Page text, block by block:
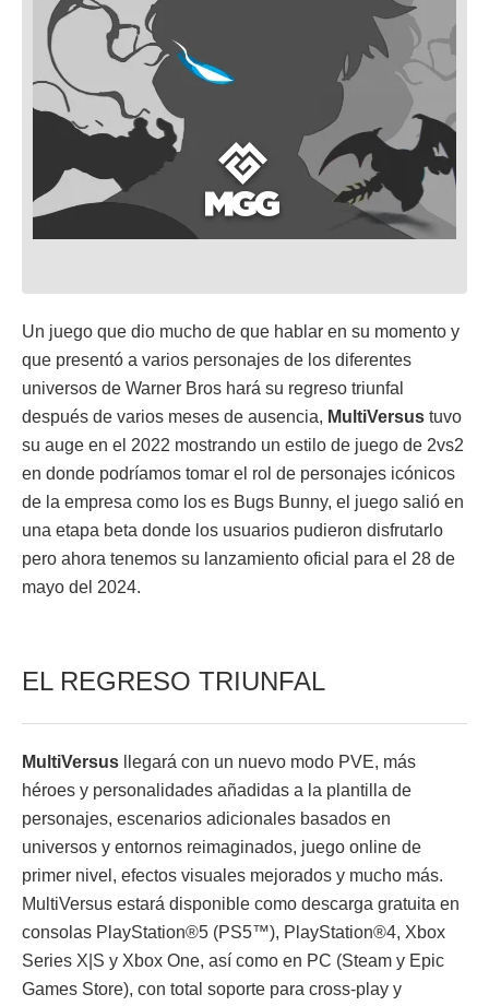
Un juego que dio mucho de que hablar en su momento y
que presentó a varios personajes de los diferentes
universos de Warner Bros hará su regreso triunfal
después de varios meses de ausencia, MultiVersus tuvo
su auge en el 2022 mostrando un estilo de juego de 2vs2
en donde podríamos tomar el rol de personajes icónicos
de la empresa como los es Bugs Bunny, el juego salió en
una etapa beta donde los usuarios pudieron disfrutarlo
pero ahora tenemos su lanzamiento oficial para el 28 de
mayo del 2024.
EL REGRESO TRIUNFAL
MultiVersus llegará con un nuevo modo PVE, más
héroes y personalidades añadidas a la plantilla de
personajes, escenarios adicionales basados en
universos y entornos reimaginados, juego online de
primer nivel, efectos visuales mejorados y mucho más.
MultiVersus estará disponible como descarga gratuita en
consolas PlayStation®5 (PS5™), PlayStation®4, Xbox
Series X|S y Xbox One, así como en PC (Steam y Epic
Games Store), con total soporte para cross-play y